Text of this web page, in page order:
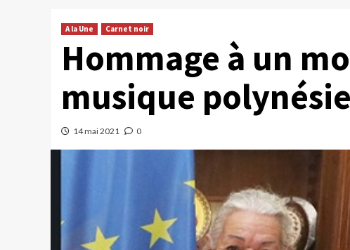
A la Une Carnet noir
Hommage à un
musique
14 mai 2021 0